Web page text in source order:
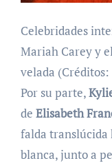
Celebridades
Mariah Carey y
velada
Por su parte,
de Elisabeth
falda translúcida
blanca, junto a